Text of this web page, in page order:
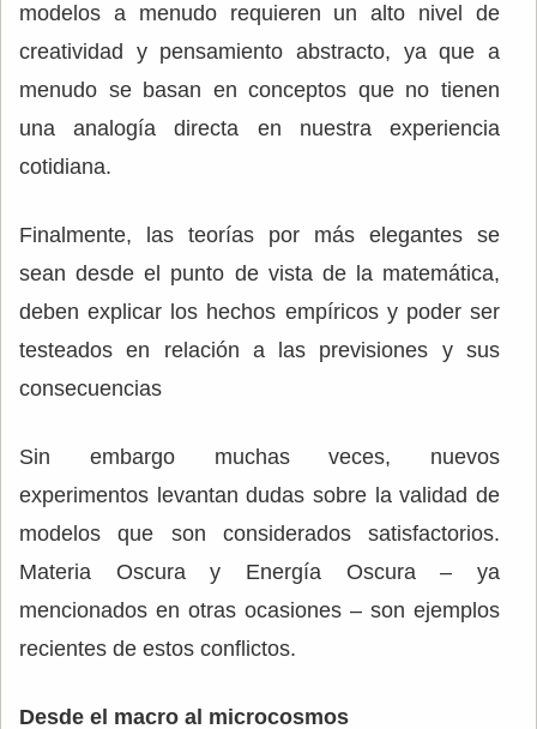
modelos a menudo requieren un alto nivel de
creatividad y pensamiento abstracto, ya que a
menudo se basan en conceptos que no tienen
una analogía directa en nuestra experiencia
cotidiana.
Finalmente, las teorías por más elegantes se
sean desde el punto de vista de la matemática,
deben explicar los hechos empíricos y poder ser
testeados en relación a las previsiones y sus
consecuencias
Sin embargo muchas veces, nuevos
experimentos levantan dudas sobre la validad de
modelos que son considerados satisfactorios.
Materia Oscura y Energía Oscura – ya
mencionados en otras ocasiones – son ejemplos
recientes de estos conflictos.
Desde el macro al microcosmos